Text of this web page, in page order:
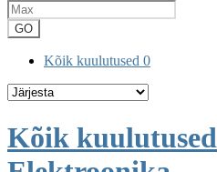
GO
Kõik kuulutused 0
Kõik kuulutused